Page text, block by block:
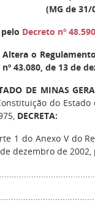
(MG de 31/
Decreto nº
Altera o
nº 43.080, de 13 de
DE MINAS
do
DECRETA:
1 do Anexo V do
dezembro de